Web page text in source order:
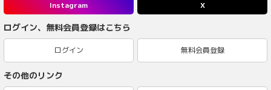
Instagram X
ログイン、無料会員登録はこちら
ログイン 無料会員登録
その他のリンク